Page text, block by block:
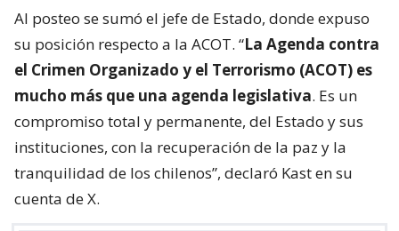
Al posteo se sumó el jefe de Estado, donde expuso
su posición respecto a la ACOT. “La Agenda contra
el Crimen Organizado y el Terrorismo (ACOT) es
mucho más que una agenda legislativa. Es un
compromiso total y permanente, del Estado y sus
instituciones, con la recuperación de la paz y la
tranquilidad de los chilenos”, declaró Kast en su
cuenta de X.